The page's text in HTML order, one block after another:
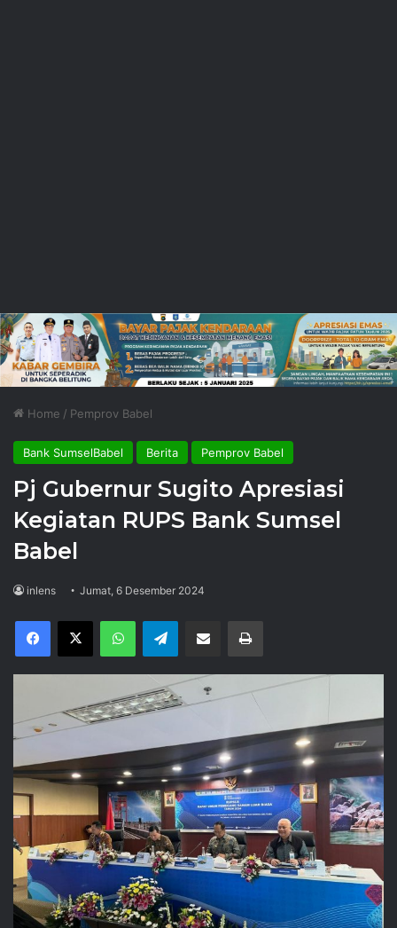
Home / Pemprov Babel
Bank SumselBabel Berita Pemprov Babel
Pj Gubernur Sugito Apresiasi
Kegiatan RUPS Bank Sumsel
Babel
inlens Jumat, 6 Desember 2024
Facebook
X WhatsAppTelegram Share via Email Print